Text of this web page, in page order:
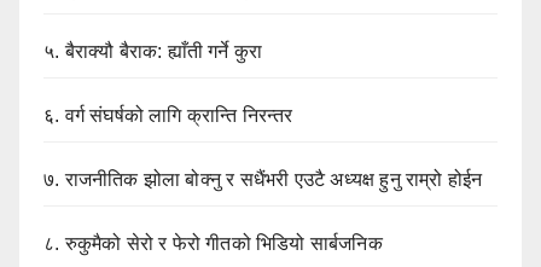
५.बैराक्यौ बैराक: ह्याँती गर्ने कुरा
६.वर्ग संघर्षको लागि क्रान्ति निरन्तर
७.राजनीतिक झोला बोक्नु र सधैंभरी एउटै अध्यक्ष हुनु राम्रो होईन
८.रुकुमैको सेरो र फेरो गीतको भिडियो सार्बजनिक